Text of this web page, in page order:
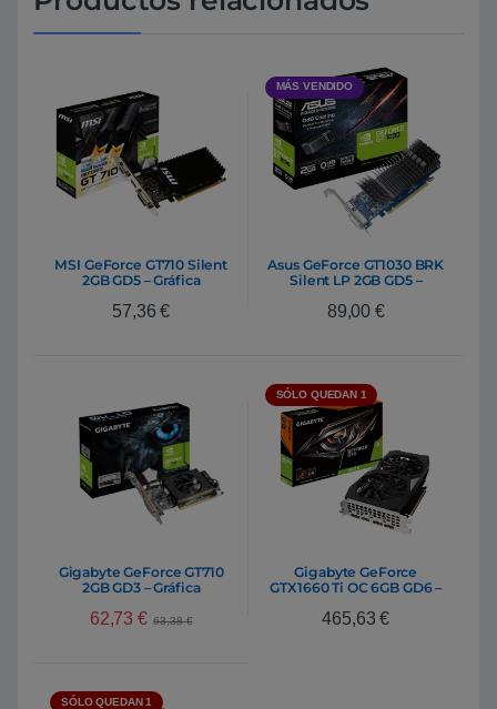
MSI GeForce GT710 Silent
2GB GD5 – Gráfica
57,36€
MÁS VENDIDO
Asus GeForce GT1030 BRK
Silent LP 2GB GD5 –
89,00 €
Gigabyte GeForce GT710
2GB GD3 – Gráfica
62,73€ 63,38€
SÓLO QUEDAN 1
Gigabyte GeForce
GTX1660 Ti OC 6GB GD6 –
465,63€
SÓLO QUEDAN 1